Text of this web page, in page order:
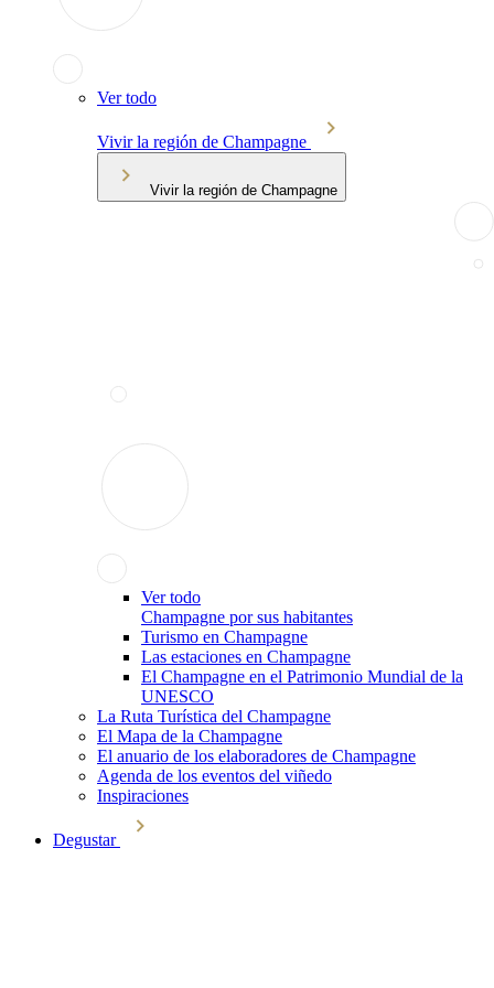
Ver todo
Vivir la región de Champagne
Vivir la región de Champagne
Ver todo
Champagne por sus habitantes
Turismo en Champagne
Las estaciones en Champagne
El Champagne en el Patrimonio Mundial de la
UNESCO
La Ruta Turística del Champagne
El Mapa de la Champagne
El anuario de los elaboradores de Champagne
Agenda de los eventos del viñedo
Inspiraciones
Degustar